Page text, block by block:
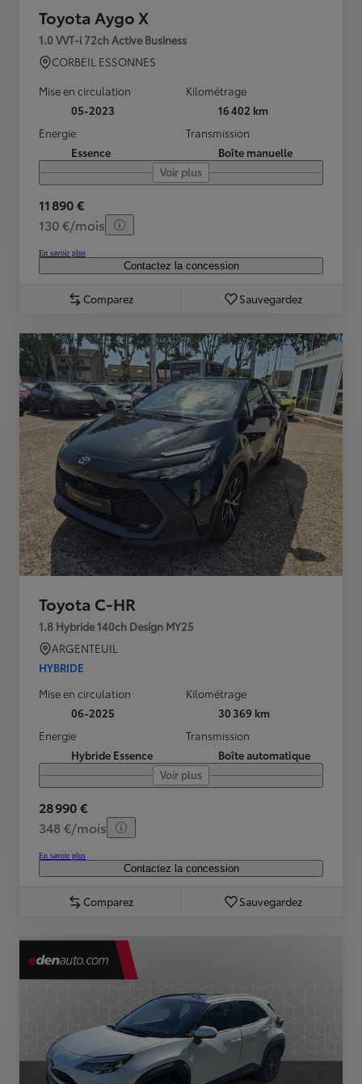
Toyota Aygo X
1.0 VVT-i 72ch Active Business
CORBEIL ESSONNES
Mise en circulation
05-2023
Kilométrage
16 402 km
Energie
Essence
Transmission
Boîte manuelle
Voir plus
11 890 €
130 €/mois
En savoir plus
Contactez la concession
Comparez Sauvegardez
Toyota C-HR
1.8 Hybride 140ch Design MY25
ARGENTEUIL
HYBRIDE
Mise en circulation
06-2025
Kilométrage
30 369 km
Energie
Hybride Essence
Transmission
Boîte automatique
Voir plus
28 990 €
348 €/mois
En savoir plus
Contactez la concession
Comparez Sauvegardez